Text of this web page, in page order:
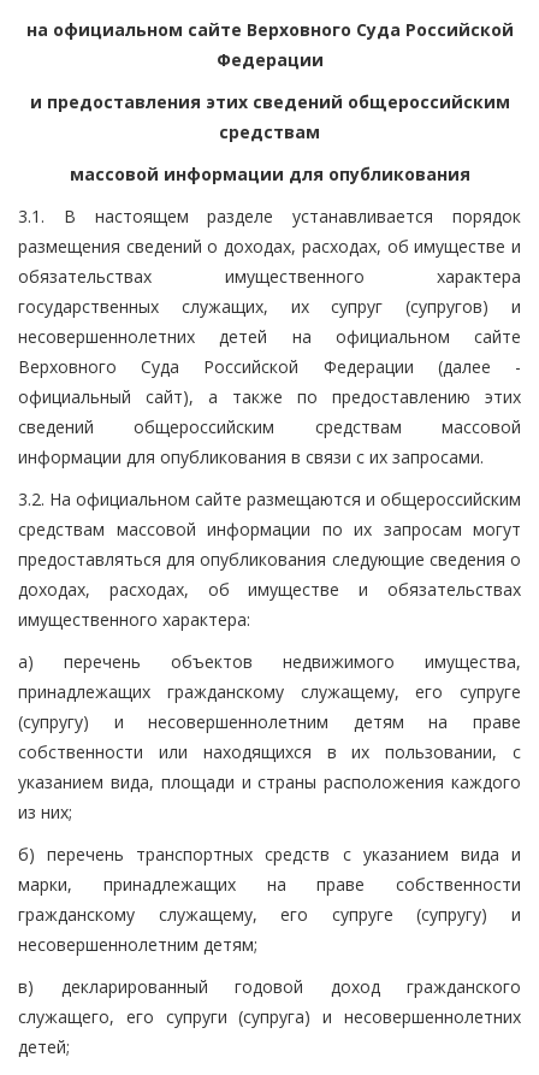
на официальном сайте Верховного Суда Российской
Федерации
и предоставления этих сведений общероссийским
средствам
массовой информации для опубликования
3.1. В настоящем разделе устанавливается порядок
размещения сведений о доходах, расходах, об имуществе и
обязательствах имущественного характера
государственных служащих, их супруг (супругов) и
несовершеннолетних детей на официальном сайте
Верховного Суда Российской Федерации (далее -
официальный сайт), а также по предоставлению этих
сведений общероссийским средствам массовой
информации для опубликования в связи с их запросами.
3.2. На официальном сайте размещаются и общероссийским
средствам массовой информации по их запросам могут
предоставляться для опубликования следующие сведения о
доходах, расходах, об имуществе и обязательствах
имущественного характера:
а) перечень объектов недвижимого имущества,
принадлежащих гражданскому служащему, его супруге
(супругу) и несовершеннолетним детям на праве
собственности или находящихся в их пользовании, с
указанием вида, площади и страны расположения каждого
из них;
б) перечень транспортных средств с указанием вида и
марки, принадлежащих на праве собственности
гражданскому служащему, его супруге (супругу) и
несовершеннолетним детям;
в) декларированный годовой доход гражданского
служащего, его супруги (супруга) и несовершеннолетних
детей;